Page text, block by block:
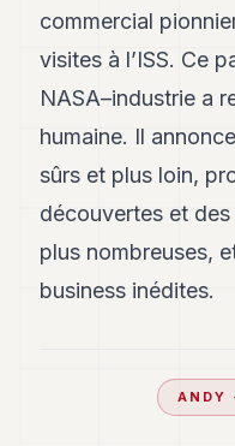
commercial
visites à l’ISS. Ce
NASA–industrie a
humaine. Il
sûrs et plus loin,
découvertes et
plus nombreuses,
business inédites.
ANDY